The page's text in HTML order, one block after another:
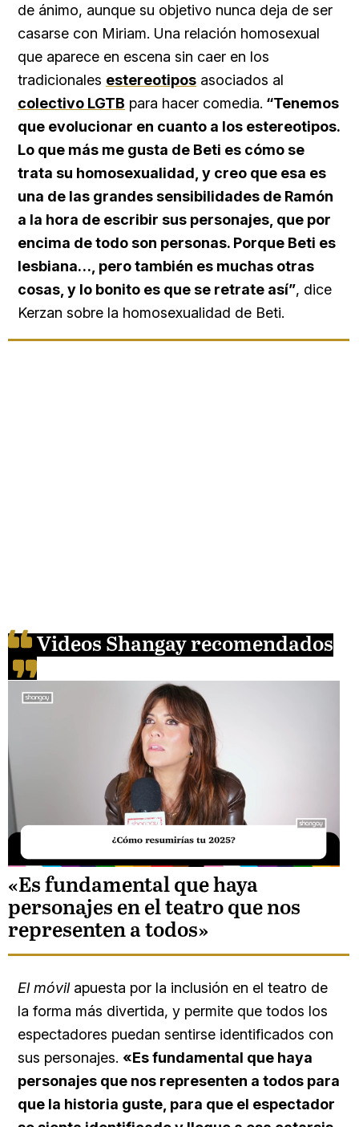
de ánimo, aunque su objetivo nunca deja de ser
casarse con Miriam. Una relación homosexual
que aparece en escena sin caer en los
tradicionales estereotipos asociados al
colectivo LGTB para hacer comedia. “Tenemos
que evolucionar en cuanto a los estereotipos.
Lo que más me gusta de Beti es cómo se
trata su homosexualidad, y creo que esa es
una de las grandes sensibilidades de Ramón
a la hora de escribir sus personajes, que por
encima de todo son personas. Porque Beti es
lesbiana…, pero también es muchas otras
cosas, y lo bonito es que se retrate así”, dice
Kerzan sobre la homosexualidad de Beti.
Videos Shangay recomendados
Loaded
«Es fundamental que haya
personajes en el teatro que nos
representen a todos»
El móvilapuesta por la inclusión en el teatro de
la forma más divertida, y permite que todos los
espectadores puedan sentirse identificados con
sus personajes. «Es fundamental que haya
personajes que nos representen a todos para
que la historia guste, para que el espectador